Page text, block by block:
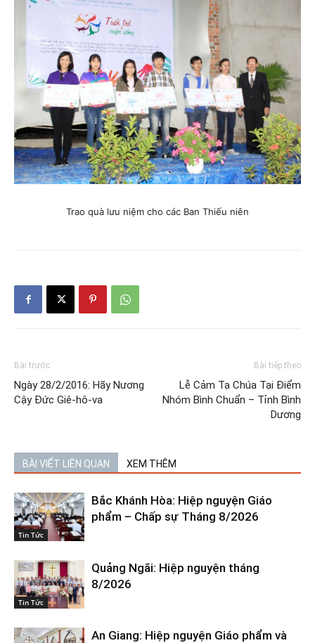
Trao quà lưu niệm cho các Ban Thiếu niên
Bài trước
Ngày 28/2/2016: Hãy Nương
Cậy Đức Giê-hô-va
Bài tiếp theo
Lễ Cảm Tạ Chúa Tại Điểm
Nhóm Bình Chuẩn – Tỉnh Bình
Dương
BÀI VIẾT LIÊN QUAN XEM THÊM
Tin Tức
Bắc Khánh Hòa: Hiệp nguyện Giáo
phẩm – Chấp sự Tháng 8/2026
Tin Tức
Quảng Ngãi: Hiệp nguyện tháng
8/2026
An Giang: Hiệp nguyện Giáo phẩm và